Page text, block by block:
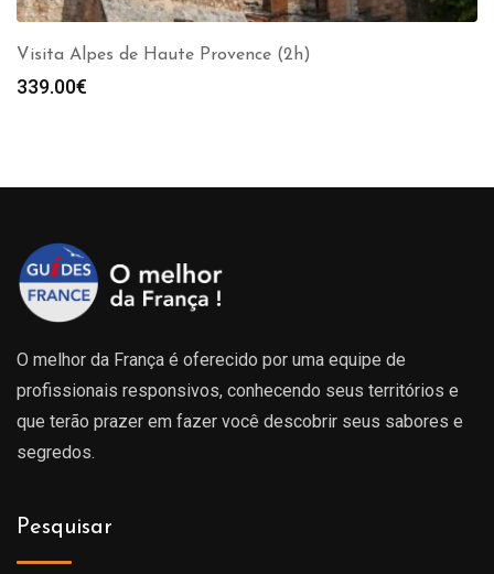
Visita Alpes de Haute Provence (2h)
339.00€
O melhor da França é oferecido por uma equipe de
profissionais responsivos, conhecendo seus territórios e
que terão prazer em fazer você descobrir seus sabores e
segredos.
Pesquisar